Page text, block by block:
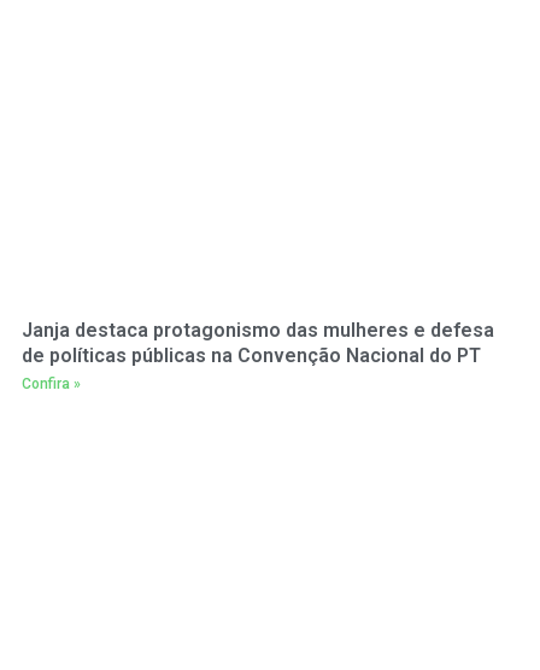
Janja destaca protagonismo das mulheres e defesa
de políticas públicas na Convenção Nacional do PT
Confira »